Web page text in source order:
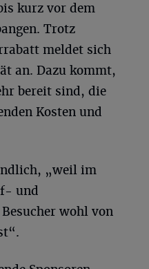
kurz vor dem
Trotz
meldet sich
an. Dazu kommt,
bereit sind, die
Kosten und
„weil im
und
wohl von